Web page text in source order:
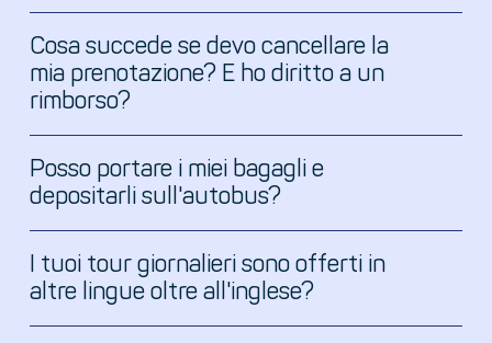
Valle del Boyne Celtica
8.00
Cosa succede se devo cancellare la
mia prenotazione? E ho diritto a un
rimborso?
Posso portare i miei bagagli e
depositarli sull'autobus?
I tuoi tour giornalieri sono offerti in
altre lingue oltre all'inglese?